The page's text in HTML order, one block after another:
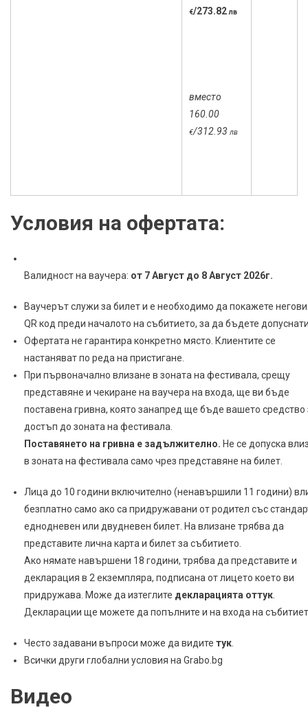
€/273.82лв
вместо
160.00
€/312.93 лв
Условия на офертата:
Валидност на ваучера: от 7 Август до 8 Август 2026г.
Ваучерът служи за билет и е необходимо да покажете
QR код преди началото на събитието, за да бъдете
Офертата не гарантира конкретно място. Клиентите се
настаняват по реда на пристигане.
При първоначално влизане в зоната на фестивала, срещу
представяне и чекиране на ваучера на входа, ще ви бъде
поставена гривна, която занапред ще бъде вашето средство
достъп до зоната на фестивала.
Поставянето на гривна е задължително. Не се допуска
в зоната на фестивала само чрез представяне на билет.
Лица до 10 години включително (ненавършили 11 години)
безплатно само ако са придружавани от родител със
еднодневен или двудневен билет. На влизане трябва да
представите лична карта и билет за събитието.
Ако нямате навършени 18 години, трябва да представите и
декларация в 2 екземпляра, подписана от лицето което ви
придружава. Може да изтеглите декларацията оттук
Декларации ще можете да попълните и на входа на
Често задавани въпроси може да видите тук
Всички други глобални условия на Grabo.bg
Видео